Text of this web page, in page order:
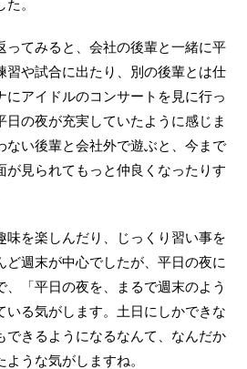
。
ってみると、会社の後輩と一緒に平
習や試合に出たり、別の後輩とは仕
にアイドルのコンサートを見に行っ
日の夜が充実していたように感じま
ない後輩と会社外で遊ぶと、今まで
が見られてもっと仲良くなったりす
味を楽しんだり、じっくり習い事を
ど週末が中心でしたが、平日の夜に
、「平日の夜を、まるで週末のよう
いる気がします。土日にしかできな
できるようになるなんて、なんだか
うな気がしますね。